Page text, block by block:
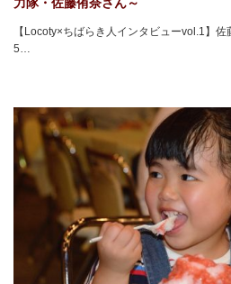
【Locoty×ちばらき人インタビューvol.1】
5…